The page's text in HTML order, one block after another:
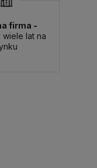
firma -
wiele lat na